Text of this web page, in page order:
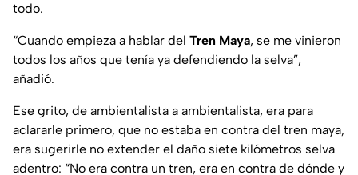
todo.
“Cuando empieza a hablar del Tren Maya, se me vinieron
todos los años que tenía ya defendiendo la selva”,
añadió.
Ese grito, de ambientalista a ambientalista, era para
aclararle primero, que no estaba en contra del tren maya,
era sugerirle no extender el daño siete kilómetros selva
adentro: “No era contra un tren, era en contra de dónde y